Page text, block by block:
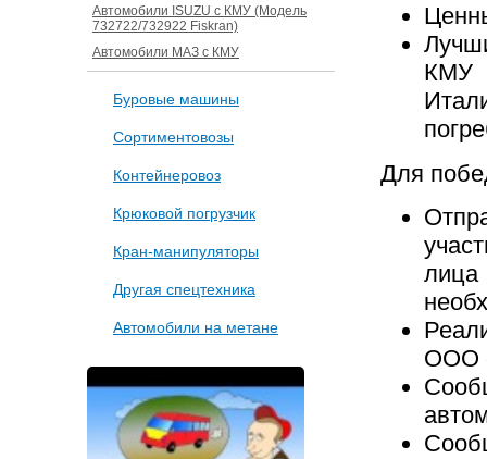
Автомобили ISUZU с КМУ (Модель
732722/732922 Fiskran)
Автомобили МАЗ с КМУ
Буровые машины
Сортиментовозы
Контейнеровоз
Крюковой погрузчик
Кран-манипуляторы
Другая спецтехника
Автомобили на метане
КМУ
Для
ООО